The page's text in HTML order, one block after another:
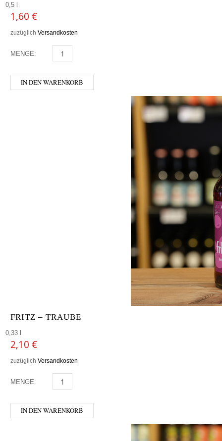
0,5 l
1,60 €
zuzüglich Versandkosten
MENGE: MURELLI - HIMBEERE MENGE
IN DEN WARENKORB
FRITZ – TRAUBE
0,33 l
2,10 €
zuzüglich Versandkosten
MENGE: FRITZ - TRAUBE MENGE
IN DEN WARENKORB